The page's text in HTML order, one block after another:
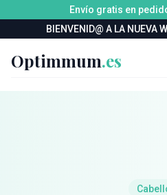
Envío gratis en
BIENVENID@ A LA NUEVA
Optimmum.es